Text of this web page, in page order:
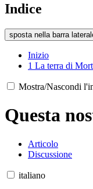
Indice
sposta nella barra
Inizio
1 La terra di
Mostra/Nascondi
Questa
Articolo
Discussione
italiano